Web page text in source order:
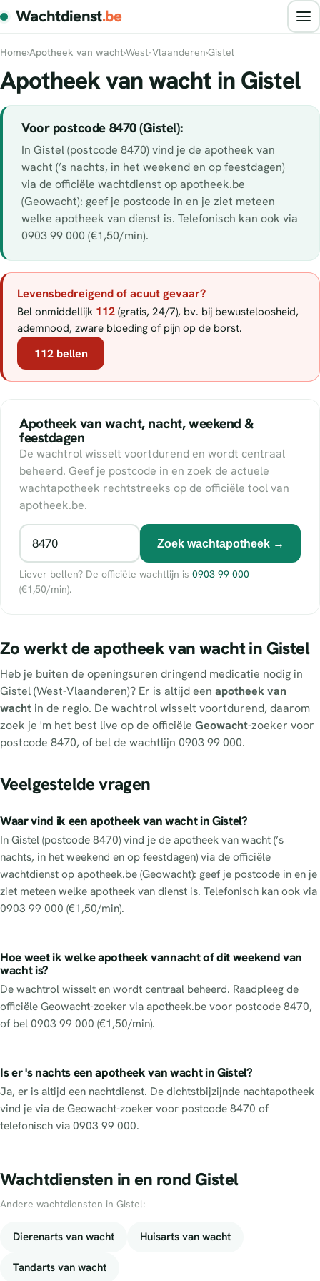
Wachtdienst.be
Home›Apotheek van wacht›West-Vlaanderen›Gistel
Apotheek van wacht in Gistel
Voor postcode 8470 (Gistel):
In Gistel (postcode 8470) vind je de apotheek van
wacht (’s nachts, in het weekend en op feestdagen)
via de officiële wachtdienst op apotheek.be
(Geowacht): geef je postcode in en je ziet meteen
welke apotheek van dienst is. Telefonisch kan ook via
0903 99 000 (€1,50/min).
Levensbedreigend of acuut gevaar?
Bel onmiddellijk 112 (gratis, 24/7), bv. bij bewusteloosheid,
ademnood, zware bloeding of pijn op de borst.
112 bellen
Apotheek van wacht, nacht, weekend &
feestdagen
De wachtrol wisselt voortdurend en wordt centraal
beheerd. Geef je postcode in en zoek de actuele
wachtapotheek rechtstreeks op de officiële tool van
apotheek.be.
Zoek wachtapotheek →
Liever bellen? De officiële wachtlijn is 0903 99 000
(€1,50/min).
Zo werkt de apotheek van wacht in Gistel
Heb je buiten de openingsuren dringend medicatie nodig in
Gistel (West-Vlaanderen)? Er is altijd een apotheek van
wacht in de regio. De wachtrol wisselt voortdurend, daarom
zoek je 'm het best live op de officiële Geowacht-zoeker voor
postcode 8470, of bel de wachtlijn 0903 99 000.
Veelgestelde vragen
Waar vind ik een apotheek van wacht in Gistel?
In Gistel (postcode 8470) vind je de apotheek van wacht (’s
nachts, in het weekend en op feestdagen) via de officiële
wachtdienst op apotheek.be (Geowacht): geef je postcode in en je
ziet meteen welke apotheek van dienst is. Telefonisch kan ook via
0903 99 000 (€1,50/min).
Hoe weet ik welke apotheek vannacht of dit weekend van
wacht is?
De wachtrol wisselt en wordt centraal beheerd. Raadpleeg de
officiële Geowacht-zoeker via apotheek.be voor postcode 8470,
of bel 0903 99 000 (€1,50/min).
Is er 's nachts een apotheek van wacht in Gistel?
Ja, er is altijd een nachtdienst. De dichtstbijzijnde nachtapotheek
vind je via de Geowacht-zoeker voor postcode 8470 of
telefonisch via 0903 99 000.
Wachtdiensten in en rond Gistel
Andere wachtdiensten in Gistel:
Dierenarts van wacht Huisarts van wacht
Tandarts van wacht